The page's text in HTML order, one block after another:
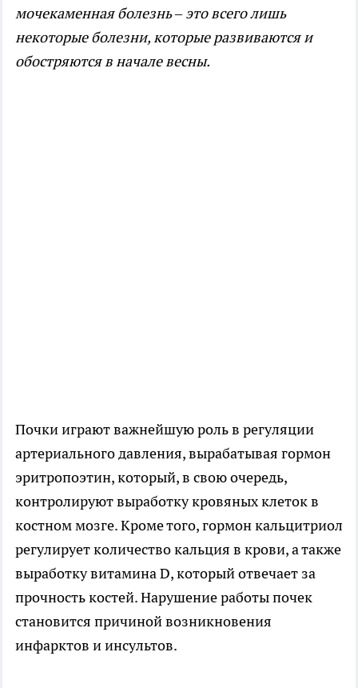
мочекаменная болезнь – это всего лишь
некоторые болезни, которые развиваются и
обостряются в начале весны.
Почки играют важнейшую роль в регуляции
артериального давления, вырабатывая гормон
эритропоэтин, который, в свою очередь,
контролируют выработку кровяных клеток в
костном мозге. Кроме того, гормон кальцитриол
регулирует количество кальция в крови, а также
выработку витамина D, который отвечает за
прочность костей. Нарушение работы почек
становится причиной возникновения
инфарктов и инсультов.